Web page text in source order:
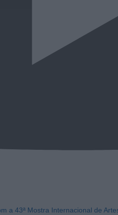
a 43ª Mostra Internacional de